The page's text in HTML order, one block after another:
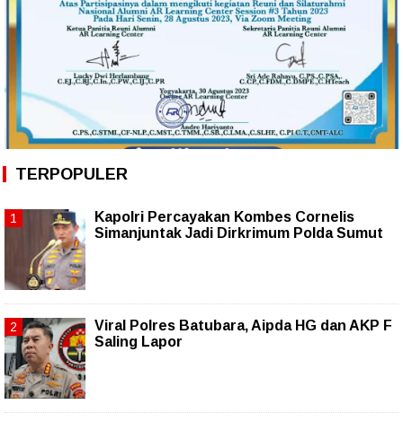
TERPOPULER
Kapolri Percayakan Kombes Cornelis
Simanjuntak Jadi Dirkrimum Polda Sumut
Viral Polres Batubara, Aipda HG dan AKP F
Saling Lapor